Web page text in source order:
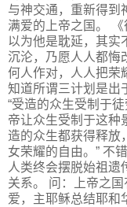
与神交通，重新得到
满爱的上帝之国。
以为他是耽延，其实
沉沦，乃愿人人都悔
何人作对，人人把荣
知道所谓三计划是出
“受造的众生受制于
帝让众生受制于这种
造的众生都获得释放
女荣耀的自由。” 不
人类终会摆脱始祖遗
关系。 问：上帝之
爱，主耶稣总结耶和